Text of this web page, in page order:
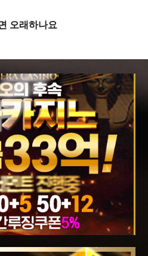
오래하나요